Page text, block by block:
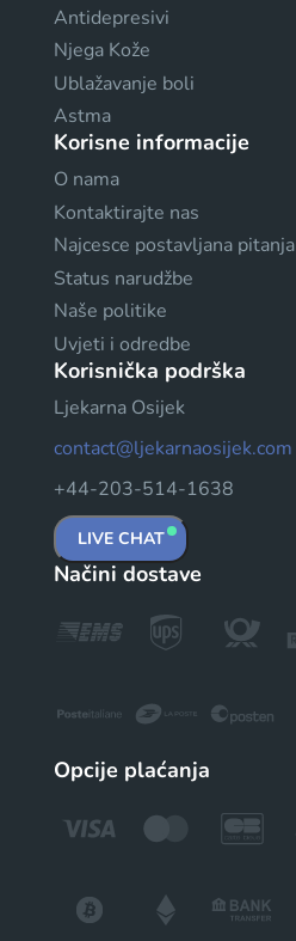
Antidepresivi
Njega Kože
Ublažavanje boli
Astma
Korisne informacije
O nama
Kontaktirajte nas
Najcesce postavljana pitanja
Status narudžbe
Naše politike
Uvjeti i odredbe
Korisnička podrška
Ljekarna Osijek
contact@ljekarnaosijek.com
+44-203-514-1638
LIVE CHAT
Načini dostave
Opcije plaćanja